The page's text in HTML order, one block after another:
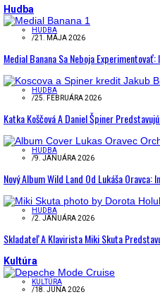
Hudba
HUDBA
/21. MÁJA 2026
Medial Banana Sa Neboja
HUDBA
/25. FEBRUÁRA 2026
Katka Koščová A Daniel Špiner
HUDBA
/9. JANUÁRA 2026
Nový Album Wild Land Od Lukáša
HUDBA
/2. JANUÁRA 2026
Skladateľ A Klavirista Miki Skuta
Kultúra
KULTÚRA
/18. JÚNA 2026